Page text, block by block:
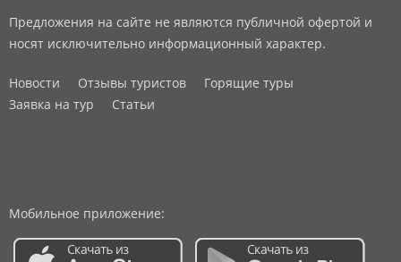
Предложения на сайте не являются публичной офертой и
носят исключительно информационный характер.
Новости Отзывы туристов
Горящие туры
Заявка на тур
Статьи
Мобильное приложение: